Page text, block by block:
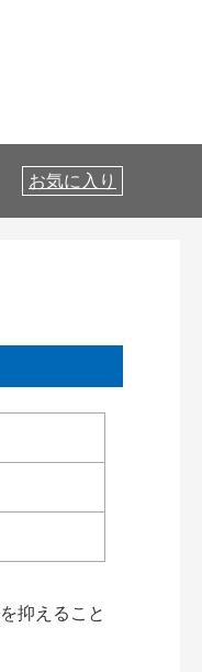
お気に入り
抑えること